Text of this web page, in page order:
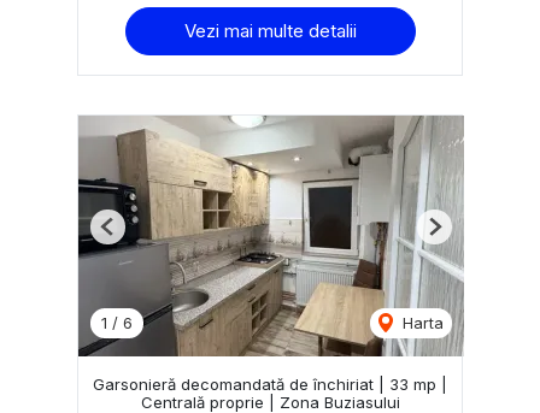
Vezi mai multe detalii
1 / 6 Harta
Previous Next
Garsonieră decomandată de închiriat | 33 mp |
Centrală proprie | Zona Buziasului